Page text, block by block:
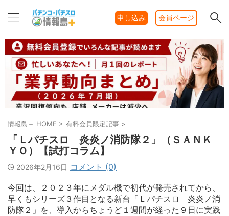
申し込み 会員ページ
情報島＋ HOME > 有料会員限定記事 >
「Ｌパチスロ 炎炎ノ消防隊２」（ＳＡＮＫ
ＹＯ）【試打コラム】
2026年2月16日 コメント (0)
今回は、２０２３年にメダル機で初代が発売されてから、
早くもシリーズ３作目となる新台「Ｌパチスロ 炎炎ノ消
防隊２」を、導入からちょうど１週間が経った９日に実践